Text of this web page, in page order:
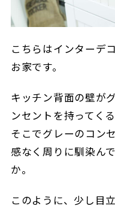
こちらはインターデ
お家です。
キッチン背面の壁が
ンセントを持ってく
そこでグレーのコン
感なく周りに馴染ん
か。
このように、少し目